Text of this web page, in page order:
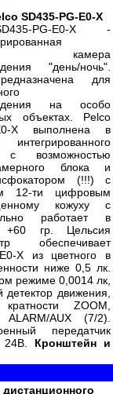
SD435-PG-E0-X
PG-E0-X -
камера
"день/ночь".
для
на особо
объектах. Pelco
X выполнена в
с возможностью
блока и
(!!!) с
12-ти цифровым
кожуху с
работает в
+60 гр. Цельсия
обеспечивает
X из цветного в
ниже 0,5 лк.
режиме 0,0014 лк,
движения,
ZOOM,
ALARM/AUX (7/2).
передатчик
Кронштейн и